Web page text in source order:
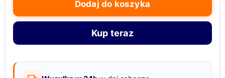
Manicure
Pedicure
Obcinaki
Dodaj do koszyka
Kup teraz